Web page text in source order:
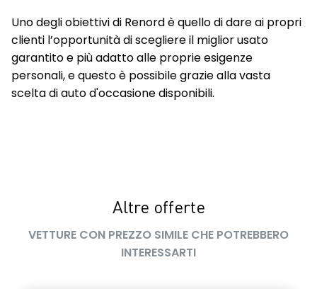
Uno degli obiettivi di Renord è quello di dare ai propri
clienti l’opportunità di scegliere il miglior usato
garantito e più adatto alle proprie esigenze
personali, e questo è possibile grazie alla vasta
scelta di auto d'occasione disponibili.
Altre offerte
VETTURE CON PREZZO SIMILE CHE POTREBBERO
INTERESSARTI